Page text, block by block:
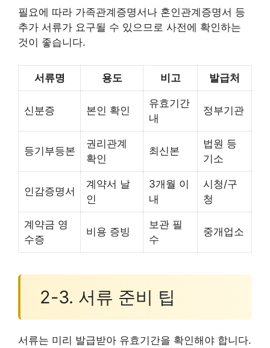
필요에 따라 가족관계증명서나 혼인관계증명서 등
추가 서류가 요구될 수 있으므로 사전에 확인하는
것이 좋습니다.
서류명 용도 비고 발급처
신분증 본인 확인
유효기간
내
정부기관
등기부등본
권리관계
확인
최신본
법원 등
기소
인감증명서
계약서 날
인
3개월 이
내
시청/구
청
계약금 영
수증
비용 증빙
보관 필
수
중개업소
2-3. 서류 준비 팁
서류는 미리 발급받아 유효기간을 확인해야 합니다.